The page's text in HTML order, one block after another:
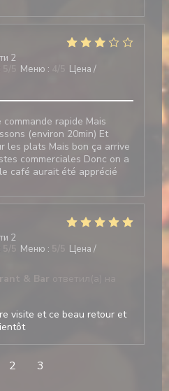
2
Меню :
Цена /
rapide Mais
(environ 20min) Et
les plats Mais bon ça arrive
commerciales Donc on a
café aurait été apprécié
2
5 /5 Меню :
Цена /
& Bar ответил(а) на
visite et ce beau retour et
2 3